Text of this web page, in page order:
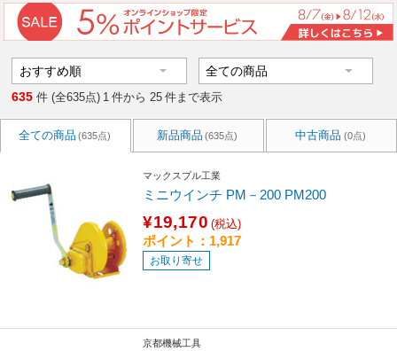
635 件 (全635点) 1 件から 25 件まで表示
全ての商品 (635点) 新品商品 (635点) 中古商品 (0点)
マックスプル工業
ミニウインチ PM－200 PM200
¥19,170 (税込)
ポイント：1,917
お取り寄せ
京都機械工具